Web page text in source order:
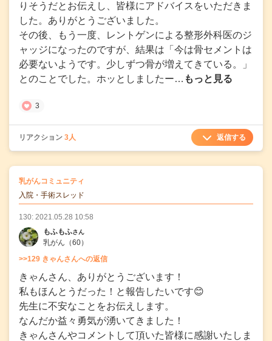
りそうだとお伝えし、皆様にアドバイスをいただきま
した。ありがとうございました。
その後、もう一度、レントゲンによる整形外科医のジ
ャッジになったのですが、結果は「今は骨セメントは
必要ないようです。少しずつ骨が増えてきている。」
とのことでした。ホッとしましたー… もっと見る
3
リアクション 3人 返信する
乳がんコミュニティ
入院・手術スレッド
130: 2021.05.28 10:58
もふもふさん
乳がん （60）
>>129 きゃんさんへの返信
きゃんさん、ありがとうございます！
私もほんとうだった！と報告したいです😊
先生に不安なことをお伝えします。
なんだか益々勇気が湧いてきました！
きゃんさんやコメントして頂いた皆様に感謝いたしま